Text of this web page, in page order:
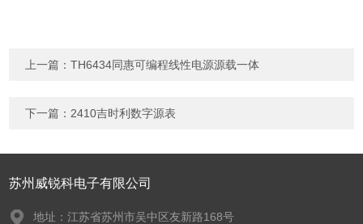
上一篇：TH6434同惠可编程线性电源源载一体
下一篇： 2410吉时利数字源表
苏州威锐科电子有限公司
地址：江苏省苏州市吴中区友新路168号